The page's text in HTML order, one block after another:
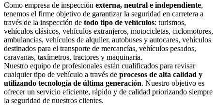
Como empresa de inspección externa, neutral e independiente,
tenemos el firme objetivo de garantizar la seguridad en carretera a
través de la inspección de todo tipo de vehículos: turismos,
vehículos clásicos, vehículos extranjeros, motocicletas, ciclomotores,
ambulancias, vehículos de alquiler, autobuses y autocares, vehículos
destinados para el transporte de mercancías, vehículos pesados,
caravanas, taxímetros, tractores y maquinaria.
Nuestro equipo de profesionales están cualificados para revisar
cualquier tipo de vehículo a través de procesos de alta calidad y
utilizando tecnología de última generación. Nuestro objetivo es
ofrecer un servicio eficiente, rápido y de calidad priorizando siempre
la seguridad de nuestros clientes.